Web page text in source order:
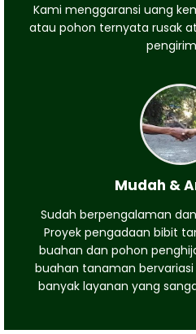
Kami menggaransi uang
atau pohon ternyata rusak
Mudah &
Sudah berpengalaman
Proyek pengadaan bibit
buahan dan pohon
buahan tanaman
banyak layanan yang